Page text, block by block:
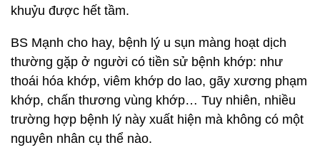
khuỷu được hết tầm.
BS Mạnh cho hay, bệnh lý u sụn màng hoạt dịch
thường gặp ở người có tiền sử bệnh khớp: như
thoái hóa khớp, viêm khớp do lao, gãy xương phạm
khớp, chấn thương vùng khớp… Tuy nhiên, nhiều
trường hợp bệnh lý này xuất hiện mà không có một
nguyên nhân cụ thể nào.